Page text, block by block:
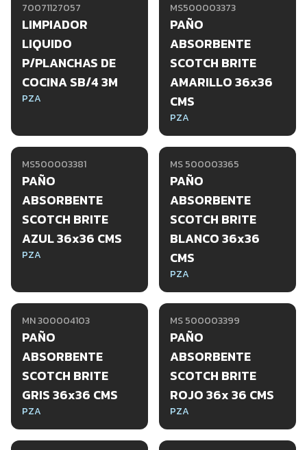
70071127057
LIMPIADOR
LIQUIDO
P/PLANCHAS DE
COCINA SB/4 3M
PZA
MS500003373
PAÑO
ABSORBENTE
SCOTCH BRITE
AMARILLO 36x36
CMS
PZA
MS500003381
PAÑO
ABSORBENTE
SCOTCH BRITE
AZUL 36x36 CMS
PZA
MS 500003365
PAÑO
ABSORBENTE
SCOTCH BRITE
BLANCO 36x36
CMS
PZA
MN 300004103
PAÑO
ABSORBENTE
SCOTCH BRITE
GRIS 36x36 CMS
PZA
MS 500003399
PAÑO
ABSORBENTE
SCOTCH BRITE
ROJO 36x 36 CMS
PZA